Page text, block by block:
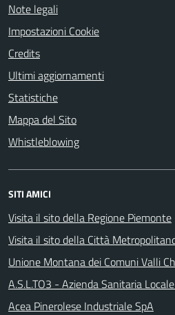
Note legali
Impostazioni Cookie
Credits
Ultimi aggiornamenti
Statistiche
Mappa del Sito
Whistleblowing
SITI AMICI
Visita il sito della Regione Piemonte
Visita il sito della Città
Unione Montana dei Comuni Valli
A.S.L.TO3 - Azienda Sanitaria
Acea Pinerolese Industriale SpA